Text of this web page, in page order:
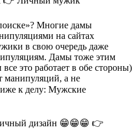
Многие дамы
на сайтах
в свою очередь даже
Дамы тоже этим
это работает в обе стороны)
манипуляций, а не
к делу: Мужские
дизайн 😁😁😁 👉